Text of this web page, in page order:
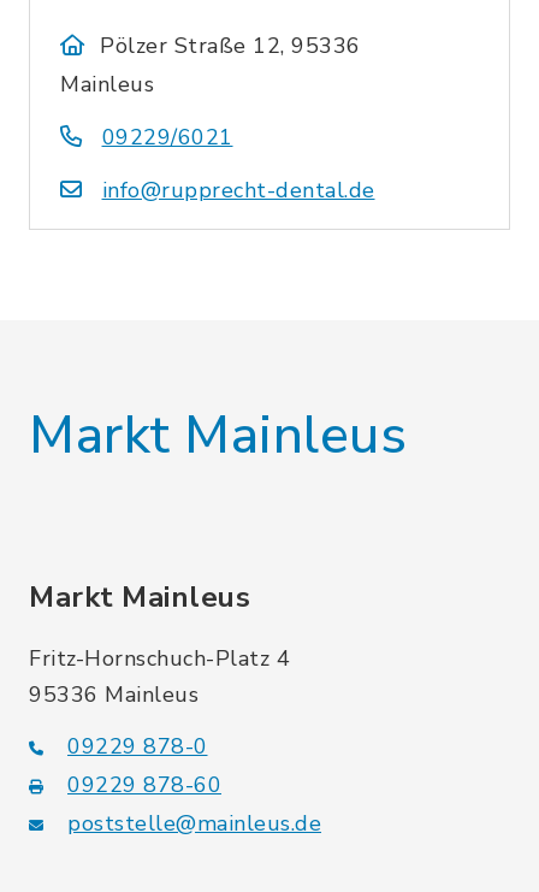
Pölzer Straße 12, 95336
Mainleus
09229/6021
info@rupprecht-dental.de
Markt Mainleus
Markt Mainleus
Fritz-Hornschuch-Platz 4
95336 Mainleus
09229 878-0
09229 878-60
poststelle@mainleus.de